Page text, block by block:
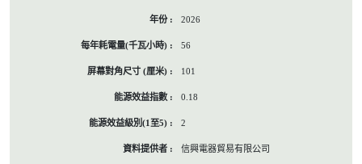
2026
56
101
0.18
2
信興電器貿易有限公司